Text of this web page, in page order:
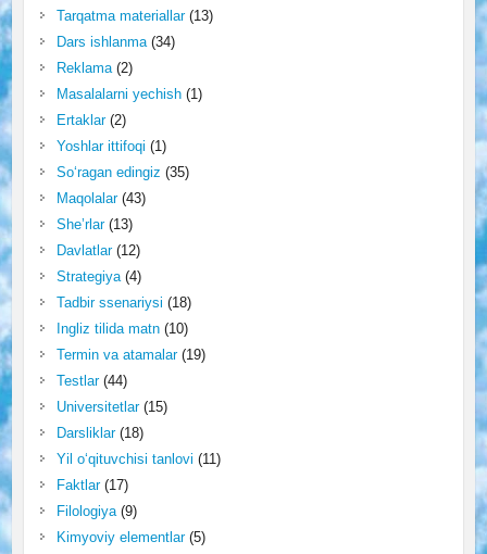
Tarqatma materiallar(13)
Dars ishlanma(34)
Reklama(2)
Masalalarni yechish(1)
Ertaklar(2)
Yoshlar ittifoqi (1)
So‘ragan edingiz (35)
Maqolalar(43)
She’rlar(13)
Davlatlar(12)
Strategiya(4)
Tadbir ssenariysi (18)
Ingliz tilida matn(10)
Termin va atamalar(19)
Testlar(44)
Universitetlar(15)
Darsliklar(18)
Yil o‘qituvchisi tanlovi (11)
Faktlar(17)
Filologiya(9)
Kimyoviy elementlar(5)